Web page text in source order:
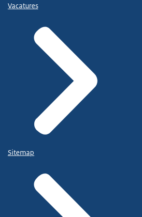
Vacatures
Sitemap